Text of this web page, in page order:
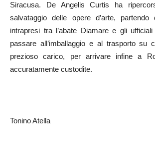
Siracusa. De Angelis Curtis ha
salvataggio delle opere d’arte,
intrapresi tra l’abate Diamare e gli
passare all’imballaggio e al trasporto su
prezioso carico, per arrivare infine a
accuratamente custodite.
Tonino Atella